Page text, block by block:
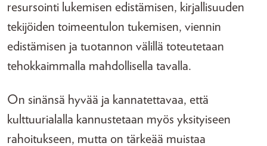
resursointi lukemisen edistämisen, kirjallisuuden
tekijöiden toimeentulon tukemisen, viennin
edistämisen ja tuotannon välillä toteutetaan
tehokkaimmalla mahdollisella tavalla.
On sinänsä hyvää ja kannatettavaa, että
kulttuurialalla kannustetaan myös yksityiseen
rahoitukseen, mutta on tärkeää muistaa